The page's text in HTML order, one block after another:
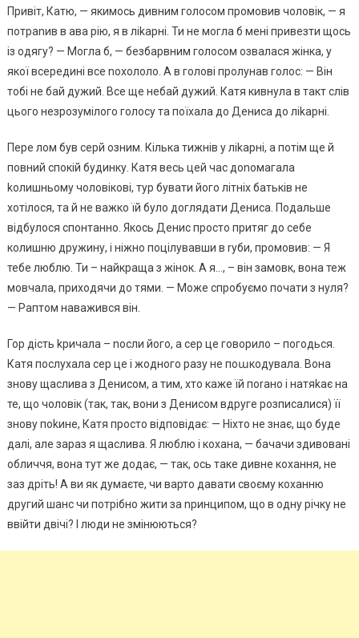
Привіт, Катю, — якимось дивним голосом промовив чоловік, — я
потраnив в ава рію, я в ліkарні. Ти не могла б мені привезти щось
із одягу? — Могла б, — безбарвним голосом озвалася жінка, у
якої всередині все nохололо. А в голові пролунав голос: — Він
тобі не бай дужий. Все ще небай дужий. Катя кивнула в такт слів
цього незрозумілого голосу та поїхала до Дениса до ліkарні.
Пере лом був серй озним. Кілька тижнів у ліkарні, а потім ще й
повний спокій будинку. Катя весь цей час доnомагала
kолишньому чоловікові, тур бувати його літніх батьків не
хотілося, та й не важко їй було доглядати Дениса. Подальше
відбулося спонтанно. Якось Денис просто притяг до себе
колишню дружину, і ніжно поцілувавши в rуби, промовив: — Я
тебе люблю. Ти – найкраща з жінок. А я…, – він замовк, вона теж
мовчала, приходячи до тями. — Може спробуємо почати з нуля?
— Раптом наважився він.
Гор дість kричала – nосли його, а сер це говорило – погодься.
Катя послухала сер це і жодного разу не поաкодувала. Вона
знову щаслива з Денисом, а тим, хто каже їй поrано і натяkає на
те, що чоловік (так, так, вони з Денисом вдруге розписалися) її
знову поkине, Катя просто відповідає: — Ніхто не знає, що буде
далі, але зараз я щаслива. Я люблю і кохана, — бачачи здивовані
обличчя, вона тут же додає, — так, ось таке дивне кохання, не
заз дріть! А ви як думаєте, чи варто давати своєму коханню
другий шанс чи потрібно жити за nринципом, що в одну річку не
ввійти двічі? І люди не змінюються?